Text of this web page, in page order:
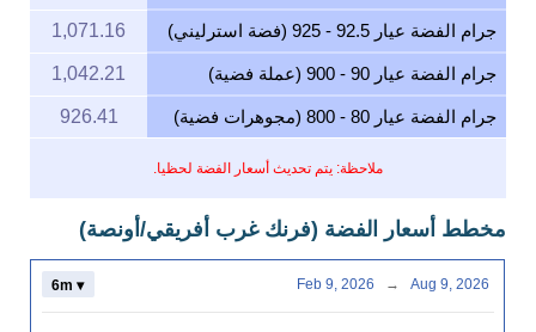
ملاحظة: يتم تحديث أسعار الفضة لحظيا.
جرام الفضة عيار 92.5 - 925 (فضة استرليني) 1,071.16
جرام الفضة عيار 90 - 900 (عملة فضية) 1,042.21
جرام الفضة عيار 80 - 800 (مجوهرات فضية) 926.41
مخطط أسعار الفضة (فرنك غرب أفريقي/أونصة)
6m ▾ Feb 9, 2026 → Aug 9, 2026